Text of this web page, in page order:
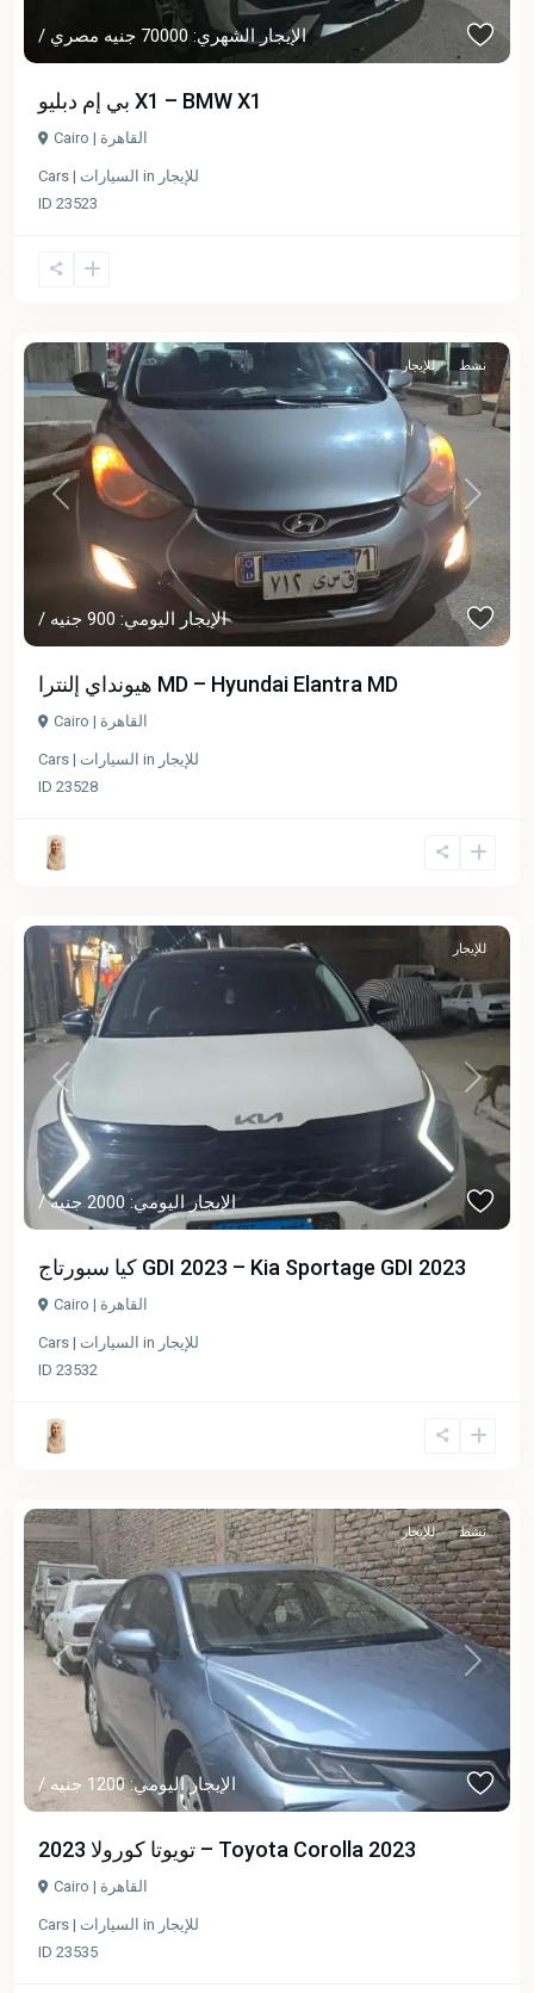
/ الإيجار الشهري: 70000 جنيه مصري
بي إم دبليو X1 – BMW X1
Cairo | القاهرة
Cars | السيارات in للإيجار
ID 23523
Previous Next
/ الإيجار اليومي: 900 جنيه
للإيجار نشط
هيونداي إلنترا MD – Hyundai Elantra MD
Cairo | القاهرة
Cars | السيارات in للإيجار
ID 23528
Previous Next
/ الإيجار اليومي: 2000 جنيه
للإيجار
كيا سبورتاج GDI 2023 – Kia Sportage GDI 2023
Cairo | القاهرة
Cars | السيارات in للإيجار
ID 23532
Previous Next
/ الإيجار اليومي: 1200 جنيه
للإيجار نشط
تويوتا كورولا 2023 – Toyota Corolla 2023
Cairo | القاهرة
Cars | السيارات in للإيجار
ID 23535